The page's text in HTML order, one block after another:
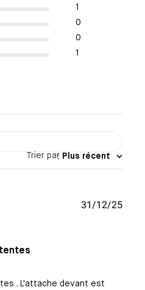
1
0
0
1
Trier par: Plus récent
. L'attache devant est
Date
31/12/25